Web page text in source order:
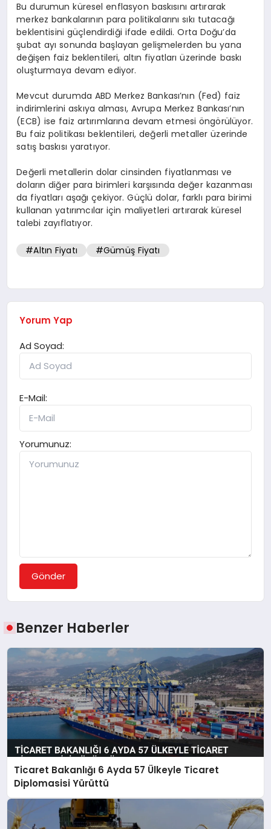
Bu durumun küresel enflasyon baskısını artırarak
merkez bankalarının para politikalarını sıkı tutacağı
beklentisini güçlendirdiği ifade edildi. Orta Doğu’da
şubat ayı sonunda başlayan gelişmelerden bu yana
değişen faiz beklentileri, altın fiyatları üzerinde baskı
oluşturmaya devam ediyor.
Mevcut durumda ABD Merkez Bankası’nın (Fed) faiz
indirimlerini askıya alması, Avrupa Merkez Bankası’nın
(ECB) ise faiz artırımlarına devam etmesi öngörülüyor.
Bu faiz politikası beklentileri, değerli metaller üzerinde
satış baskısı yaratıyor.
Değerli metallerin dolar cinsinden fiyatlanması ve
doların diğer para birimleri karşısında değer kazanması
da fiyatları aşağı çekiyor. Güçlü dolar, farklı para birimi
kullanan yatırımcılar için maliyetleri artırarak küresel
talebi zayıflatıyor.
#Altın Fiyatı #Gümüş Fiyatı
Yorum Yap
Ad Soyad:
E-Mail:
Yorumunuz:
Gönder
Benzer Haberler
Ticaret Bakanlığı 6 Ayda 57 Ülkeyle Ticaret
Diplomasisi Yürüttü